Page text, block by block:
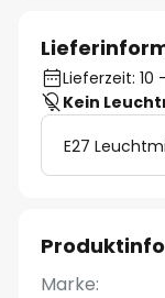
Lieferzeit: 10
Kein
E27
Marke: